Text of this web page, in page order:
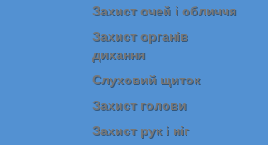
Захист очей і обличчя
Захист органів
дихання
Слуховий щиток
Захист голови
Захист рук і ніг